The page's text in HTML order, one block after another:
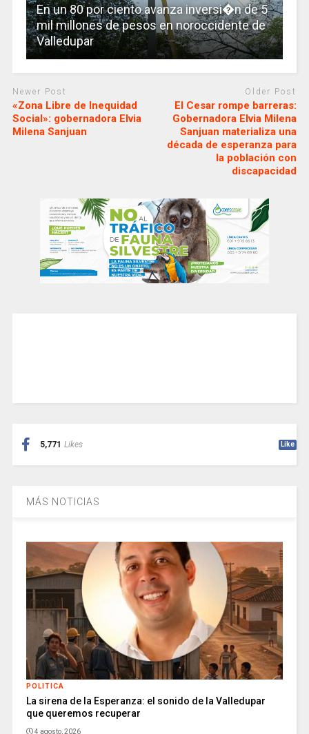
En un 80 por ciento avanza inversi�n de 5
mil millones de pesos en noroccidente de
Valledupar
Newer Post
«Zona Libre de Inequidad
Social»: gobernadora Elvia
Milena Sanjuan
Older Post
El Cesar rompe barreras:
Gobernadora Elvia Milena
Sanjuan materializa una
década de esperanza para
la población con
discapacidad
5,771 Likes Like
MÁS NOTICIAS
POLITICA
La sirena de la Esperanza: el sonido de la Valledupar
que queremos recuperar
4 agosto, 2026